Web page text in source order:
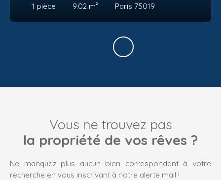
1 pièce 9.02 m² Paris 75019
Vous ne trouvez pas
la propriété de vos rêves ?
Ne manquez plus aucun bien correspondant à votre
recherche en vous inscrivant à notre alerte mail !